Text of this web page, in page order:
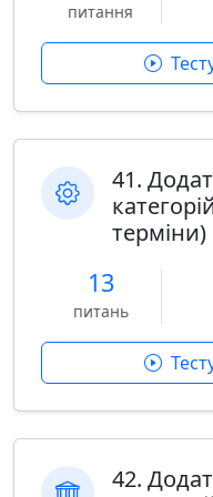
питання
41.
терміни)
13
питань
42.